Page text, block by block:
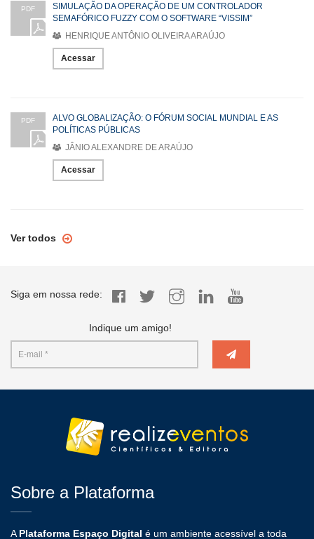
PDF
SIMULAÇÃO DA OPERAÇÃO DE UM CONTROLADOR
SEMAFÓRICO FUZZY COM O SOFTWARE “VISSIM”
HENRIQUE ANTÔNIO OLIVEIRA ARAÚJO
Acessar
PDF
ALVO GLOBALIZAÇÃO: O FÓRUM SOCIAL MUNDIAL E AS
POLÍTICAS PÚBLICAS
JÂNIO ALEXANDRE DE ARAÚJO
Acessar
Ver todos
Siga em nossa rede:
Indique um amigo!
Sobre a Plataforma
A Plataforma Espaço Digital é um ambiente acessível a toda